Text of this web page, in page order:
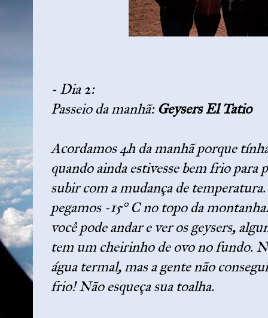
- Dia 2:
Passeio da manhã: Geysers El Tatio
Acordamos 4h da manhã porque
quando ainda estivesse bem frio para
subir com a mudança de
pegamos -15° Cno topo da
você pode andar e ver os geysers,
tem um cheirinho de ovo no fundo.
água termal, mas a gente não
frio! Não esqueça sua toalha.